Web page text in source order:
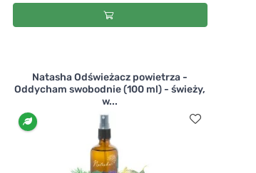
Natasha Odświeżacz powietrza -
Oddycham swobodnie (100 ml) - świeży,
w...